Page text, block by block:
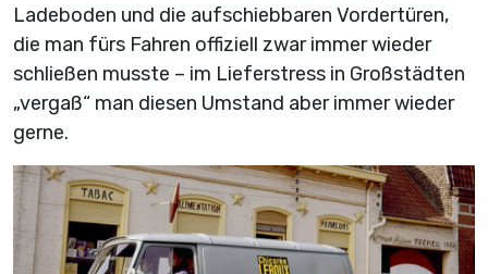
Ladeboden und die aufschiebbaren Vordertüren,
die man fürs Fahren offiziell zwar immer wieder
schließen musste – im Lieferstress in Großstädten
„vergaß“ man diesen Umstand aber immer wieder
gerne.